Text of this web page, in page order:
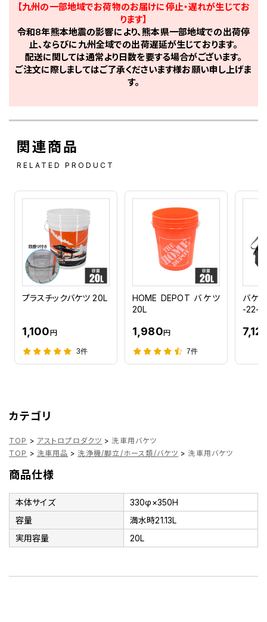
【九州の一部地域でお荷物のお届けに停止・遅れが生じてお
ります】
令和8年熊本地震の影響により、熊本県一部地域での出荷停
止、ならびに九州全域での出荷遅延が生じております。
配送に関しては通常より日数を要する場合がございます。
ご注文に際しましてはご了承くださいます様お願い申し上げま
す。
関連商品
RELATED PRODUCT
プラスチックバケツ 20L
1,100円
3件
HOME DEPOT バケツ
20L
1,980円
7件
バケ
-22-
カテゴリ
TOP > アストロプロダクツ > 洗車用バケツ
TOP > 洗車用品 > 洗浄機/脚立/ホース類/バケツ > 洗車用バケツ
商品仕様
本体サイズ
330φ×350H
容量
満水時21.13L
実用容量
20L